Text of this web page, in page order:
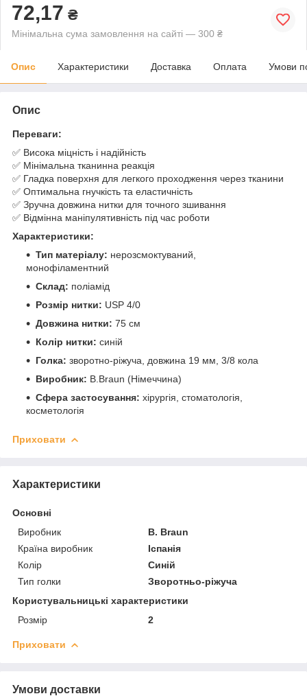
72,17 ₴
Мінімальна сума замовлення на сайті — 300 ₴
Опис Характеристики Доставка Оплата Умови
Опис
Переваги:
✅ Висока міцність і надійність
✅ Мінімальна тканинна реакція
✅ Гладка поверхня для легкого проходження через тканини
✅ Оптимальна гнучкість та еластичність
✅ Зручна довжина нитки для точного зшивання
✅ Відмінна маніпулятивність під час роботи
Характеристики:
Тип матеріалу: нерозсмоктуваний,
монофіламентний
Склад: поліамід
Розмір нитки: USP 4/0
Довжина нитки: 75 см
Колір нитки: синій
Голка: зворотно-ріжуча, довжина 19 мм, 3/8 кола
Виробник: B.Braun (Німеччина)
Сфера застосування: хірургія, стоматологія,
косметологія
Приховати
Характеристики
Основні
Виробник
B. Braun
Країна виробник
Іспанія
Колір
Синій
Тип голки
Зворотньо-ріжуча
Користувальницькі характеристики
Розмір
2
Приховати
Умови доставки